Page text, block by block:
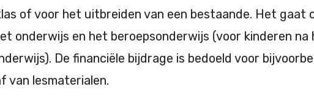
of voor het uitbreiden van een bestaande. Het gaat
onderwijs en het beroepsonderwijs (voor kinderen
De financiële bijdrage is bedoeld voor
van lesmaterialen.